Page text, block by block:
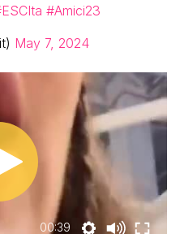
#Amici23
May 7, 2024
00:39